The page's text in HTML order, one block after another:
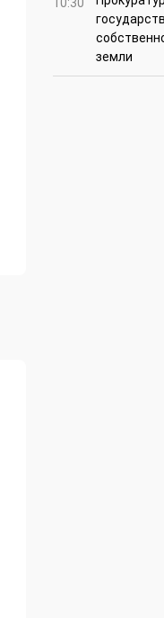
10:30
земли